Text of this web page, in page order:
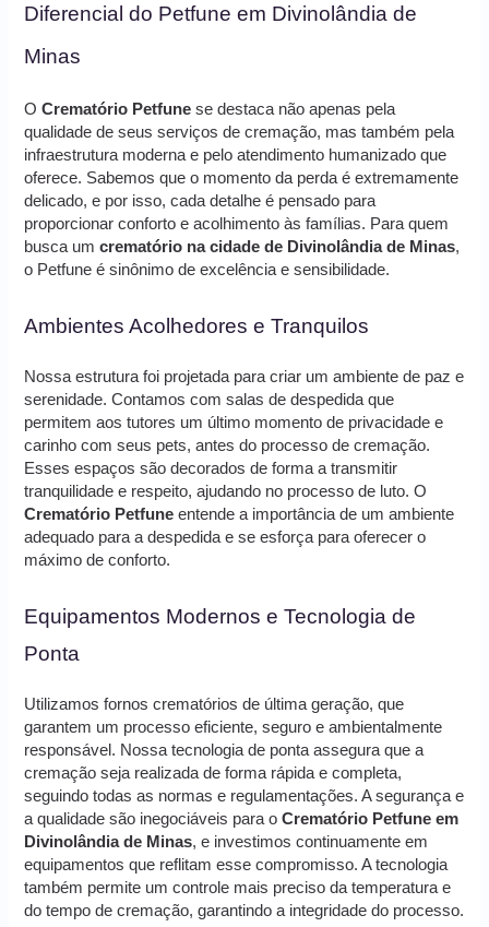
Diferencial do Petfune em Divinolândia de
Minas
OCrematório Petfune se destaca não apenas pela
qualidade de seus serviços de cremação, mas também pela
infraestrutura moderna e pelo atendimento humanizado que
oferece. Sabemos que o momento da perda é extremamente
delicado, e por isso, cada detalhe é pensado para
proporcionar conforto e acolhimento às famílias. Para quem
busca umcrematório na cidade de Divinolândia de Minas,
o Petfune é sinônimo de excelência e sensibilidade.
Ambientes Acolhedores e Tranquilos
Nossa estrutura foi projetada para criar um ambiente de paz e
serenidade. Contamos com salas de despedida que
permitem aos tutores um último momento de privacidade e
carinho com seus pets, antes do processo de cremação.
Esses espaços são decorados de forma a transmitir
tranquilidade e respeito, ajudando no processo de luto. O
Crematório Petfune entende a importância de um ambiente
adequado para a despedida e se esforça para oferecer o
máximo de conforto.
Equipamentos Modernos e Tecnologia de
Ponta
Utilizamos fornos crematórios de última geração, que
garantem um processo eficiente, seguro e ambientalmente
responsável. Nossa tecnologia de ponta assegura que a
cremação seja realizada de forma rápida e completa,
seguindo todas as normas e regulamentações. A segurança e
a qualidade são inegociáveis para oCrematório Petfune em
Divinolândia de Minas, e investimos continuamente em
equipamentos que reflitam esse compromisso. A tecnologia
também permite um controle mais preciso da temperatura e
do tempo de cremação, garantindo a integridade do processo.